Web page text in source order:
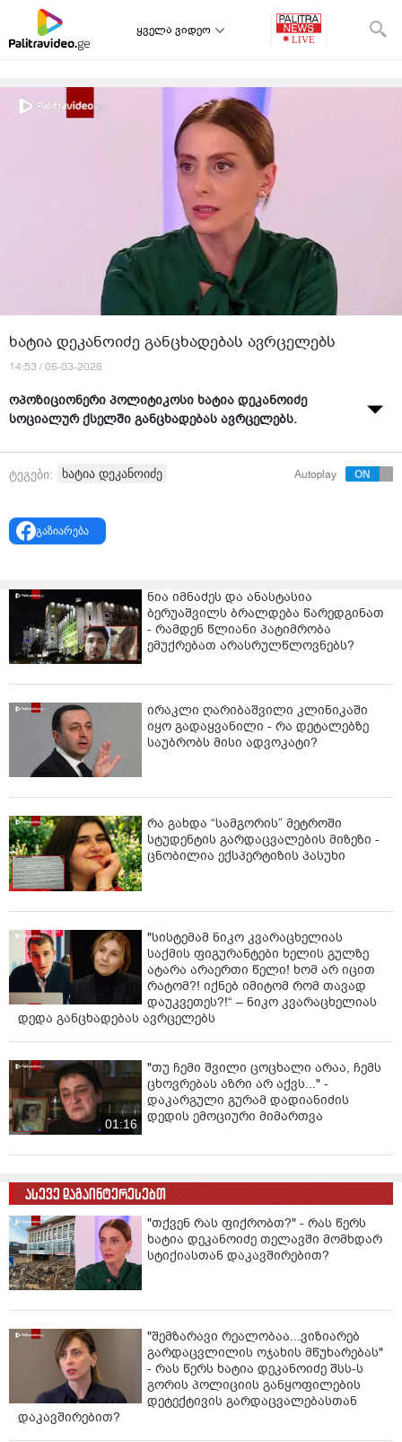
ყველა ვიდეო
ხატია დეკანოიძე განცხადებას ავრცელებს
14:53 / 06-03-2026
ოპოზიციონერი პოლიტიკოსი ხატია დეკანოიძე
სოციალურ ქსელში განცხადებას ავრცელებს.
"ყველაზე უფრო დიდი მტრობა და დანაშაული
საკუთარი ხალხის მიმართ ზუსტად ის არის, რასაც
უმძიმესი გეოპოლოტიკური საფრთხეების პირობებში
ხალხის ისევ დაყოფა, მტრად გამოცხადება და
ჩვენ გავაერთიანებთ ხალხს და ვიზრუნებთ ყველაზე." -
წერს ხატია დეკანოიძე.
ტეგები: ხატია დეკანოიძე Autoplay
გაზიარება
ნია იმნაძეს და ანასტასია
ბერუაშვილს ბრალდება წარედგინათ
- რამდენ წლიანი პატიმრობა
ემუქრებათ არასრულწლოვნებს?
ირაკლი ღარიბაშვილი კლინიკაში
იყო გადაყვანილი - რა დეტალებზე
საუბრობს მისი ადვოკატი?
რა გახდა “სამგორის” მეტროში
სტუდენტის გარდაცვალების მიზეზი -
ცნობილია ექსპერტიზის პასუხი
"სისტემამ ნიკო კვარაცხელიას
საქმის ფიგურანტები ხელის გულზე
ატარა არაერთი წელი! ხომ არ იცით
რატომ?! იქნებ იმიტომ რომ თავად
დაუკვეთეს?!“ – ნიკო კვარაცხელიას
დედა განცხადებას ავრცელებს
01:16
"თუ ჩემი შვილი ცოცხალი არაა, ჩემს
ცხოვრებას აზრი არ აქვს..." -
დაკარგული გურამ დადიანიძის
დედის ემოციური მიმართვა
ასევე დაგაინტერესებთ
"თქვენ რას ფიქრობთ?" - რას წერს
ხატია დეკანოიძე თელავში მომხდარ
სტიქიასთან დაკავშირებით?
"შემზარავი რეალობაა...ვიზიარებ
გარდაცვლილის ოჯახის მწუხარებას"
- რას წერს ხატია დეკანოიძე შსს-ს
გორის პოლიციის განყოფილების
დეტექტივის გარდაცვალებასთან
დაკავშირებით?